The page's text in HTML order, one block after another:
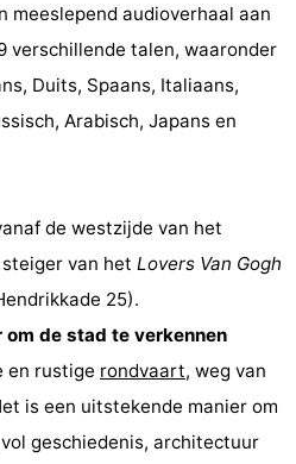
meeslepend audioverhaal aan
verschillende talen, waaronder
Duits, Spaans, Italiaans,
Arabisch, Japans en
de westzijde van het
van het Lovers Van Gogh
25).
de stad te verkennen
en rustige rondvaart, weg van
is een uitstekende manier om
geschiedenis, architectuur